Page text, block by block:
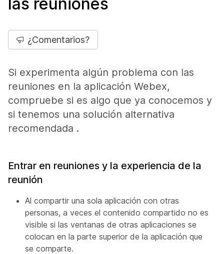
¿Comentarios?
Si experimenta algún problema con las
reuniones en la aplicación Webex,
compruebe si es algo que ya conocemos y
si tenemos una solución alternativa
recomendada .
Entrar en reuniones y la experiencia de la
reunión
Al compartir una sola aplicación con otras
personas, a veces el contenido compartido no es
visible si las ventanas de otras aplicaciones se
colocan en la parte superior de la aplicación que
se comparte.